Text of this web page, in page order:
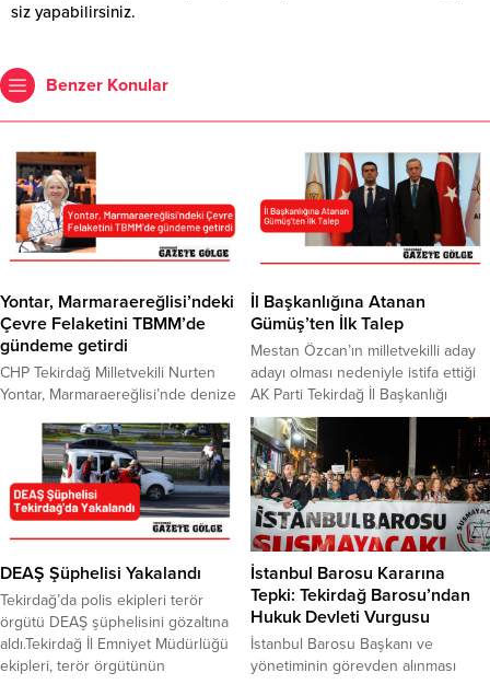
siz yapabilirsiniz.
Benzer Konular
Yontar, Marmaraereğlisi’ndeki
Çevre Felaketini TBMM’de
gündeme getirdi
CHP Tekirdağ Milletvekili Nurten
Yontar, Marmaraereğlisi’nde denize
gündeme getirdi. Yonar, konuya
ilişkin şunları kaydetti: Tekirdağ’ın
Marmaraereğlisi ilçesinde 1 Haziran
günü yakıt yükleme sırasında bir
tankerden denize 12 bin litre mazot
ve Tekirdağ Liman Başkanlığı
ekipleri tarafından çevre felaketine
neden olan...
İl Başkanlığına Atanan
Gümüş’ten İlk Talep
Mestan Özcan’ın milletvekilli aday
adayı olması nedeniyle istifa ettiği
AK Parti Tekirdağ İl Başkanlığı
koltuğuna, Ali Gümüş geldi.
“Sorumluluğumun büyüklüğünün
farkındayım. Millete hizmet yolunda
Tekirdağ için açılan bu temiz sayfayı
siz değerli dava arkadaşlarım ile
birlikte doldurarak bayrak yarışında
hep daha ileriyi hedefleyeceğiz”
diyen Gümüş, kutlama için çiçek
gönderilmesi yerine AFAD’a...
DEAŞ Şüphelisi Yakalandı
Tekirdağ’da polis ekipleri terör
örgütü DEAŞ şüphelisini gözaltına
aldı.Tekirdağ İl Emniyet Müdürlüğü
ekipleri, terör örgütünün
İstanbul Barosu Kararına
Tepki: Tekirdağ Barosu’ndan
Hukuk Devleti Vurgusu
İstanbul Barosu Başkanı ve
yönetiminin görevden alınması